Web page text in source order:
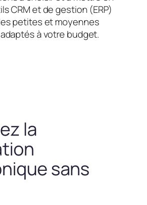
CRM et de gestion (ERP)
petites et moyennes
à votre budget.
la
sans